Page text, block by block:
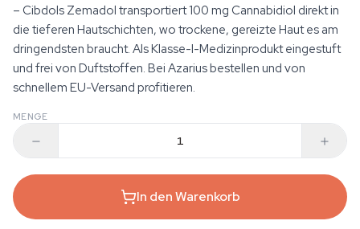
– Cibdols Zemadol transportiert 100 mg Cannabidiol direkt in
die tieferen Hautschichten, wo trockene, gereizte Haut es am
dringendsten braucht. Als Klasse-I-Medizinprodukt eingestuft
und frei von Duftstoffen. Bei Azarius bestellen und von
schnellem EU-Versand profitieren.
MENGE
In den Warenkorb